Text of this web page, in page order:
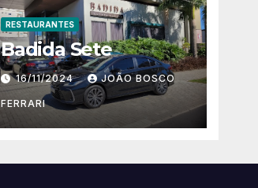
RESTAURANTES
Badida Sete
16/11/2024 JOÃO BOSCO
FERRARI